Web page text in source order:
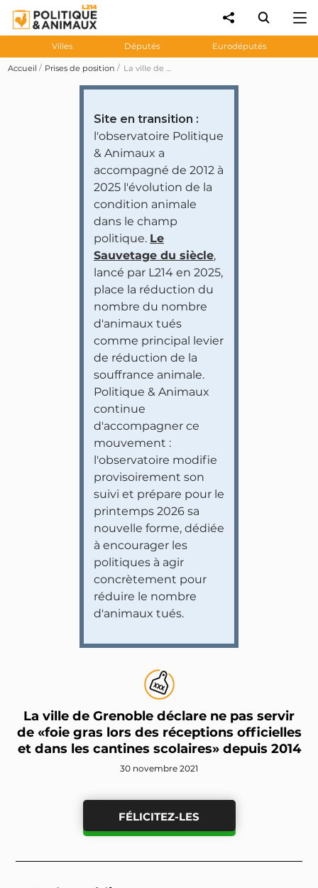
Villes Députés Eurodéputés
Accueil Prises de position La ville de Grenoble déclare ne pas servir de «foie gras lors des réceptions officielles et dans les cantines scolaires» depuis 2014
Site en transition :
l'observatoire Politique
& Animaux a
accompagné de 2012 à
2025 l'évolution de la
condition animale
dans le champ
politique. Le
Sauvetage du siècle,
lancé par L214 en 2025,
place la réduction du
nombre du nombre
d'animaux tués
comme principal levier
de réduction de la
souffrance animale.
Politique & Animaux
continue
d'accompagner ce
mouvement :
l'observatoire modifie
provisoirement son
suivi et prépare pour le
printemps 2026 sa
nouvelle forme, dédiée
à encourager les
politiques à agir
concrètement pour
réduire le nombre
d'animaux tués.
La ville de Grenoble déclare ne pas servir
de «foie gras lors des réceptions officielles
et dans les cantines scolaires» depuis 2014
30 novembre 2021
FÉLICITEZ-LES